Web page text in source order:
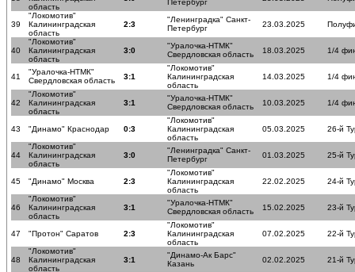
область
Петербург
39
"Локомотив"
Калининградская
область
2:3
"Ленинградка" Санкт-
Петербург
23.03.2025
40
"Локомотив"
Калининградская
область
3:0
"Уралочка-НТМК"
Свердловская область
18.03.2025 1/4
41
"Уралочка-НТМК"
Свердловская область
3:1
"Локомотив"
Калининградская
область
14.03.2025 1/4
42
"Локомотив"
Калининградская
область
3:1
"Уралочка-НТМК"
Свердловская область
10.03.2025 1/4
43 "Динамо" Краснодар 0:3
"Локомотив"
Калининградская
область
05.03.2025 26-й
44
"Локомотив"
Калининградская
область
3:0
"Ленинградка" Санкт-
Петербург
01.03.2025 25-й
45 "Динамо" Москва 2:3
"Локомотив"
Калининградская
область
22.02.2025 24-й
46
"Локомотив"
Калининградская
область
3:1
"Уралочка-НТМК"
Свердловская область
15.02.2025 23-й
47 "Протон" Саратов 2:3
"Локомотив"
Калининградская
область
07.02.2025 22-й
48
"Локомотив"
Калининградская
область
3:1
"Динамо-Ак Барс"
Казань
02.02.2025 21-й